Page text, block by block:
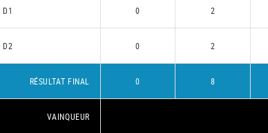
D1 0 2
D2 0 2
RÉSULTAT FINAL 0 8
VAINQUEUR